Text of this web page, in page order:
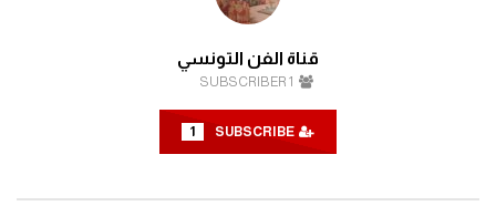
قناة الفن التونسي
1
SUBSCRIBER
1